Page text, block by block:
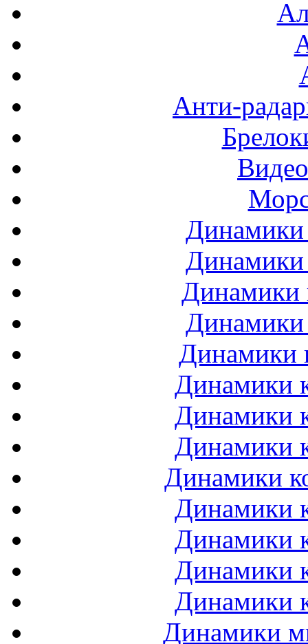
Анти-
Динамики
Динамики
Динамики
Динамики
Динамики
Динамики
Динамики
Динамики
Динамики
Динамики
Динамики
Динамики
Динамики
Динамики